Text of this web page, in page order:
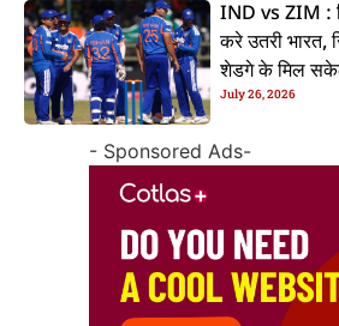
IND vs ZIM :
करे उतरी भारत,
शेडगे के मिल
July 26, 2026
- Sponsored Ads-